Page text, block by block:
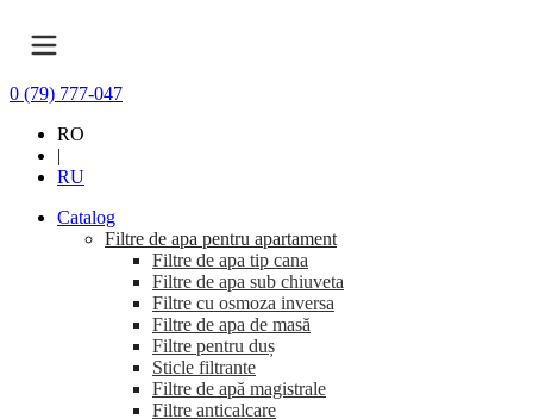
0 (79) 777-047
RO
|
RU
Catalog
Filtre de apa pentru apartament
Filtre de apa tip cana
Filtre de apa sub chiuveta
Filtre cu osmoza inversa
Filtre de apa de masă
Filtre pentru duș
Sticle filtrante
Filtre de apă magistrale
Filtre anticalcare